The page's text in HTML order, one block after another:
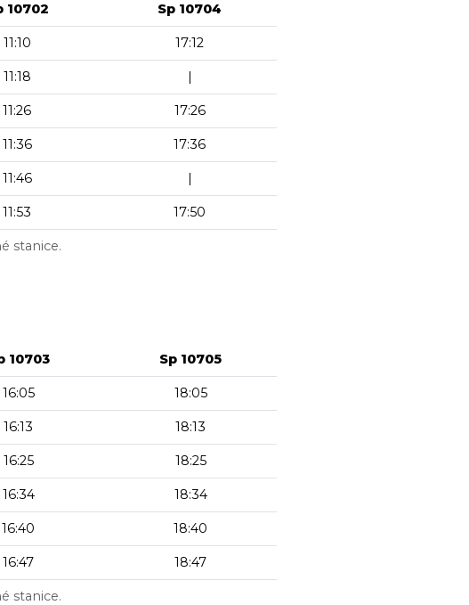
stanice.
10702 Sp 10704
11:10 17:12
11:18 |
11:26 17:26
11:36 17:36
11:46 |
11:53 17:50
stanice.
10703 Sp 10705
16:05 18:05
16:13 18:13
16:25 18:25
16:34 18:34
16:40 18:40
16:47 18:47